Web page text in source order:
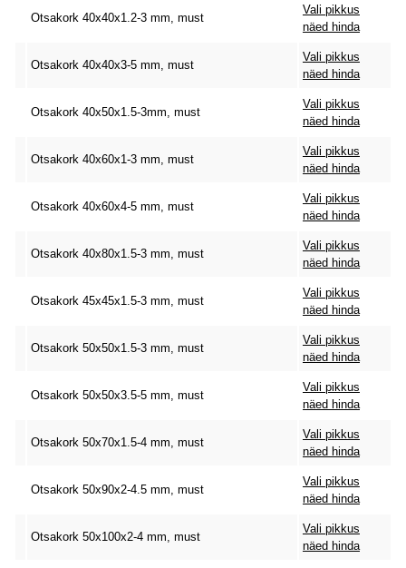
Otsakork 40x40x1.2-3 mm, must
Vali pikkus
näed hinda
Otsakork 40x40x3-5 mm, must
Vali pikkus
näed hinda
Otsakork 40x50x1.5-3mm, must
Vali pikkus
näed hinda
Otsakork 40x60x1-3 mm, must
Vali pikkus
näed hinda
Otsakork 40x60x4-5 mm, must
Vali pikkus
näed hinda
Otsakork 40x80x1.5-3 mm, must
Vali pikkus
näed hinda
Otsakork 45x45x1.5-3 mm, must
Vali pikkus
näed hinda
Otsakork 50x50x1.5-3 mm, must
Vali pikkus
näed hinda
Otsakork 50x50x3.5-5 mm, must
Vali pikkus
näed hinda
Otsakork 50x70x1.5-4 mm, must
Vali pikkus
näed hinda
Otsakork 50x90x2-4.5 mm, must
Vali pikkus
näed hinda
Otsakork 50x100x2-4 mm, must
Vali pikkus
näed hinda